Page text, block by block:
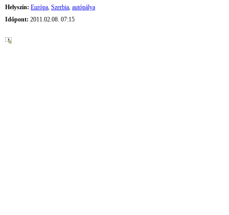
Helyszín: Európa, Szerbia, autópálya
Időpont: 2011.02.08. 07:15